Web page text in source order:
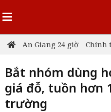
An Giang 24 giờ Chính
Bắt nhóm dùng
giá đỗ, tuồn hơn
trường